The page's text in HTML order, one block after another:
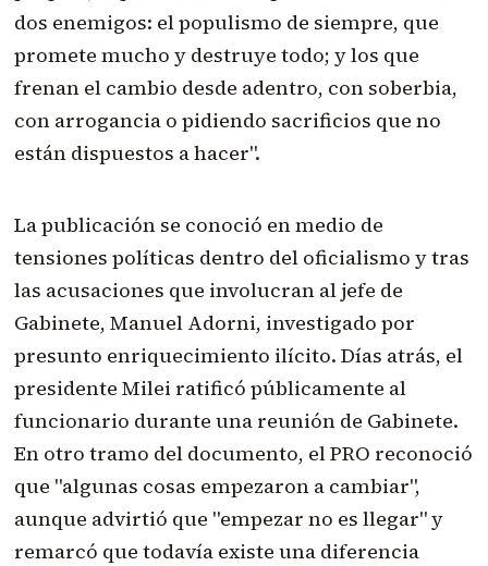
dos enemigos: el populismo de siempre, que
promete mucho y destruye todo; y los que
frenan el cambio desde adentro, con soberbia,
con arrogancia o pidiendo sacrificios que no
están dispuestos a hacer".
La publicación se conoció en medio de
tensiones políticas dentro del oficialismo y tras
las acusaciones que involucran al jefe de
Gabinete, Manuel Adorni, investigado por
presunto enriquecimiento ilícito. Días atrás, el
presidente Milei ratificó públicamente al
funcionario durante una reunión de Gabinete.
En otro tramo del documento, el PRO reconoció
que "algunas cosas empezaron a cambiar",
aunque advirtió que "empezar no es llegar" y
remarcó que todavía existe una diferencia